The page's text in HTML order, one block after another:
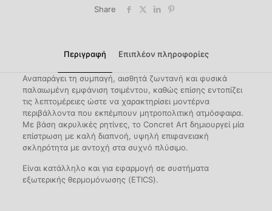
Share
Περιγραφή Επιπλέον πληροφορίες
Αναπαράγει τη συμπαγή, αισθητά ζωντανή και φυσικά
παλαιωμένη εμφάνιση τσιμέντου, καθώς επίσης εντοπίζει
τις λεπτομέρειες ώστε να χαρακτηρίσει μοντέρνα
περιβάλλοντα που εκπέμπουν μητροπολιτική ατμόσφαιρα.
Με βάση ακρυλικές ρητίνες, το Concret Art δημιουργεί μία
επίστρωση με καλή διαπνοή, υψηλή επιφανειακή
σκληρότητα με αντοχή στα συχνό πλύσιμο.
Είναι κατάλληλο και για εφαρμογή σε συστήματα
εξωτερικής θερμομόνωσης (ETICS).